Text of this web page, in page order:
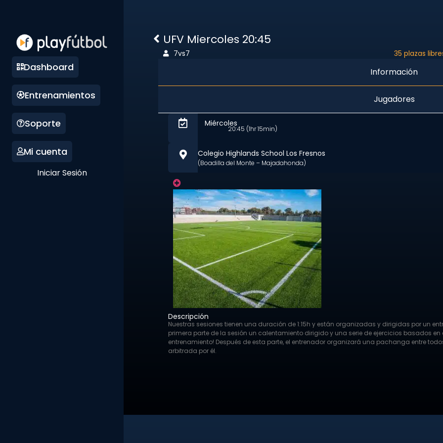
UFV Miercoles 20:45
Dashboard
Entrenamientos
Soporte
Mi cuenta
Iniciar Sesión
7vs7 35 plazas
Información
Jugadores
Miércoles
20:45 (1hr 15min)
Colegio Highlands School Los Fresnos
(Boadilla del Monte – Majadahonda)
Descripción
Nuestras sesiones tienen una duración de 1:15h y están organizadas y dirigidas por un
primera parte de la sesión un calentamiento dirigido y una serie de ejercicios basados en
entrenamiento! Después de esta parte, el entrenador organizará una pachanga entre
arbitrada por él.